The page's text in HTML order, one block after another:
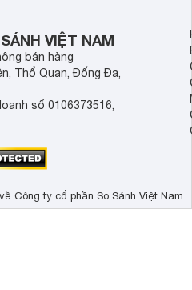
VIỆT NAM
bán hàng
Thổ Quan, Đống Đa,
số 0106373516,
Công ty cổ phần So Sánh Việt Nam